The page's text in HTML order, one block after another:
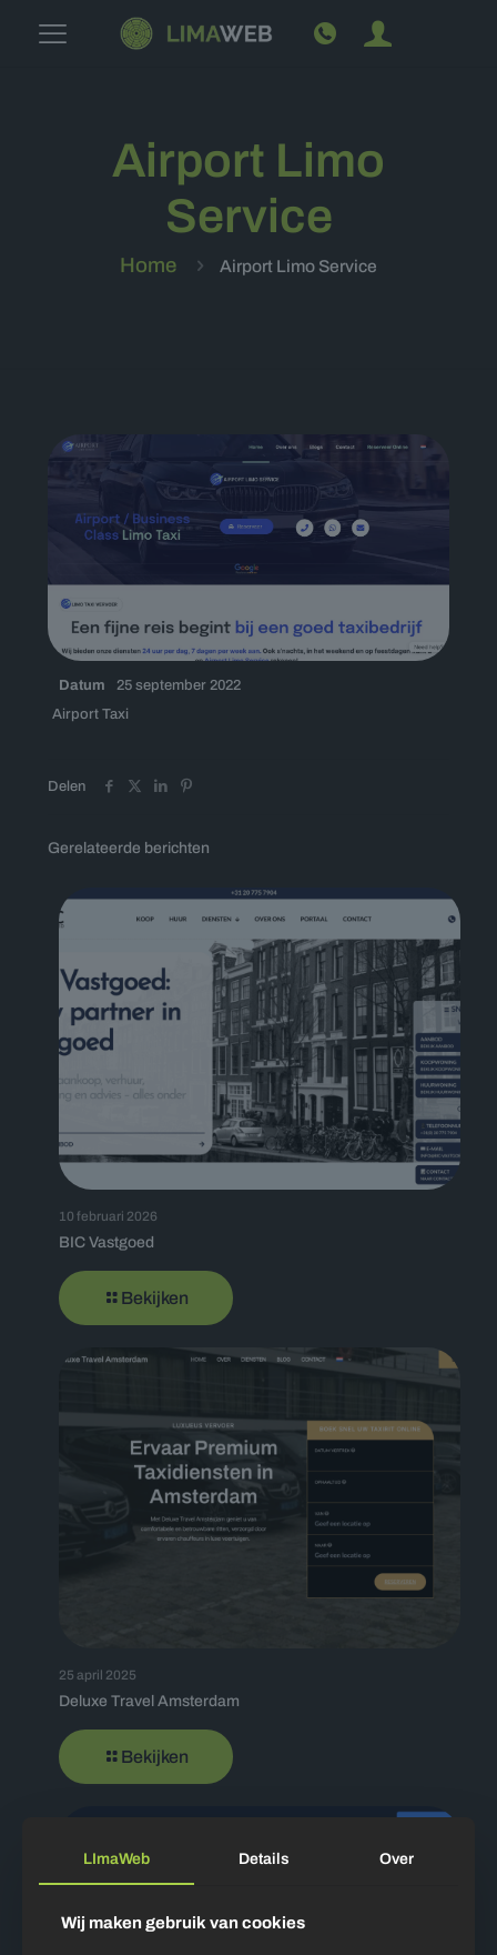
Airport Limo
Service
Home Airport Limo Service
Datum
25 september 2022
Airport Taxi
Delen
Gerelateerde berichten
10 februari 2026
BIC Vastgoed
Bekijken
25 april 2025
Deluxe Travel Amsterdam
Bekijken
LImaWeb Details Over
Wij maken gebruik van cookies